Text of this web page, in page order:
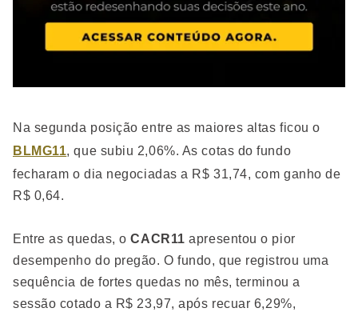
Na segunda posição entre as maiores altas ficou o
BLMG11, que subiu 2,06%. As cotas do fundo
fecharam o dia negociadas a R$ 31,74, com ganho de
R$ 0,64.
Entre as quedas, oCACR11apresentou o pior
desempenho do pregão. O fundo, que registrou uma
sequência de fortes quedas no mês, terminou a
sessão cotado a R$ 23,97, após recuar 6,29%,